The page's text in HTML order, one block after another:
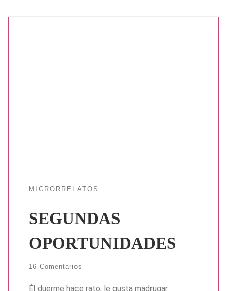
MICRORRELATOS
SEGUNDAS
OPORTUNIDADES
16 Comentarios
Él duerme hace rato, le gusta madrugar.